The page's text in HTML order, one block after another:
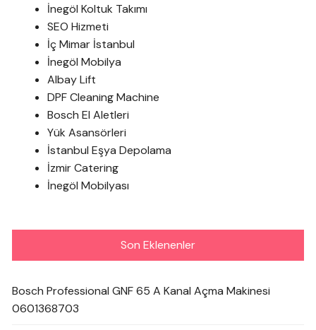
İnegöl Koltuk Takımı
SEO Hizmeti
İç Mimar İstanbul
İnegöl Mobilya
Albay Lift
DPF Cleaning Machine
Bosch El Aletleri
Yük Asansörleri
İstanbul Eşya Depolama
İzmir Catering
İnegöl Mobilyası
Son Eklenenler
Bosch Professional GNF 65 A Kanal Açma Makinesi
0601368703